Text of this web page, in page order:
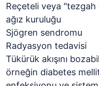
Reçeteli veya "tezgah
ağız kuruluğu
Sjögren sendromu
Radyasyon tedavisi
Tükürük akışını
örneğin diabetes